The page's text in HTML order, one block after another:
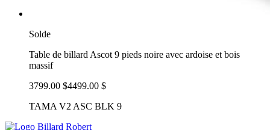
Solde
Table de billard Ascot 9 pieds noire avec ardoise et bois
massif
3799.00 $4499.00 $
TAMA V2 ASC BLK 9